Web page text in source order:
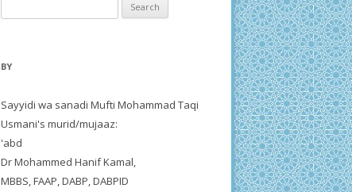
for:
BY
Sayyidi wa sanadi Mufti Mohammad Taqi
Usmani's murid/mujaaz:
'abd
Dr Mohammed Hanif Kamal,
MBBS, FAAP, DABP, DABPID